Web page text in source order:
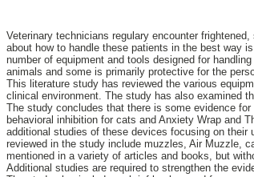
Veterinary technicians regulary encounter
about how to handle these patients in the best way
number of equipment and tools designed for
animals and some is primarily protective for the
This literature study has reviewed the various
clinical environment. The study has also examined
The study concludes that there is some evidence
behavioral inhibition for cats and Anxiety Wrap and
additional studies of these devices focusing on
reviewed in the study include muzzles, Air Muzzle,
mentioned in a variety of articles and books, but
Additional studies are required to strengthen the